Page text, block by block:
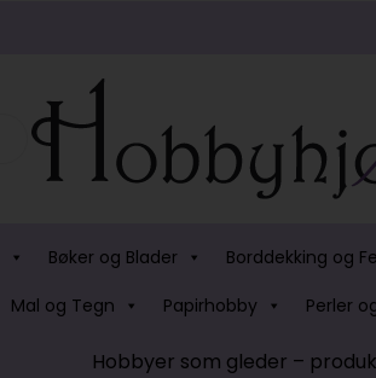
Bøker og Blader Borddekking og
Mal og Tegn Papirhobby Perler
Hobbyer som gleder –